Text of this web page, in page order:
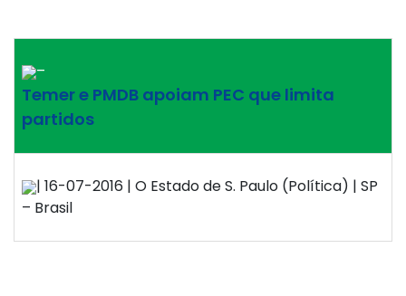
–
Temer e PMDB apoiam PEC que limita
partidos
| 16-07-2016 | O Estado de S. Paulo (Política) | SP
– Brasil